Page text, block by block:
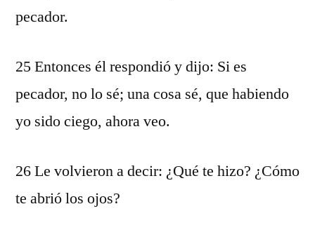
pecador.
25 Entonces él respondió y dijo: Si es
pecador, no lo sé; una cosa sé, que habiendo
yo sido ciego, ahora veo.
26 Le volvieron a decir: ¿Qué te hizo? ¿Cómo
te abrió los ojos?